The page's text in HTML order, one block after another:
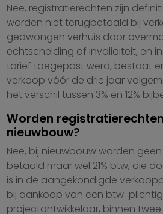
Nee, registratierechten zijn
worden niet terugbetaald bij
gedwongen verhuis door
echtscheiding of invaliditeit, en
tarief toegepast werd, bestaat
verkoop vóór de drie jaar
het verschil tussen 3% en 12%
Worden
nieuwbouw?
Nee, bij nieuwbouw worden
betaald maar wel 21% btw, die
is in de aangekondigde
bij aankoop van een btw-
projectontwikkelaar, binnen